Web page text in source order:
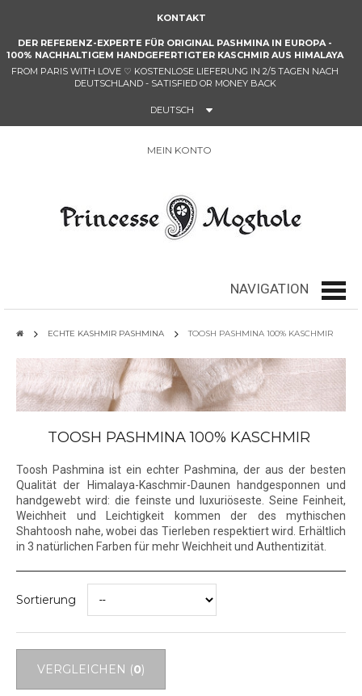
KONTAKT
DER REFERENZ-EXPERTE FÜR ORIGINAL PASHMINA IN EUROPA -
100% NACHHALTIGEM HANDGEFERTIGTER KASCHMIR AUS HIMALAYA
FROM PARIS WITH LOVE ♡ KOSTENLOSE LIEFERUNG IN 2/5 TAGEN NACH
DEUTSCHLAND - SATISFIED OR MONEY BACK
DEUTSCH
MEIN KONTO
NAVIGATION
ECHTE KASHMIR PASHMINA TOOSH PASHMINA 100% KASCHMIR
TOOSH PASHMINA 100% KASCHMIR
Toosh Pashmina ist ein echter Pashmina, der aus der besten
Qualität der Himalaya-Kaschmir-Daunen handgesponnen und
handgewebt wird: die feinste und luxuriöseste. Seine Feinheit,
Weichheit und Leichtigkeit kommen der des mythischen
Shahtoosh nahe, wobei das Tierleben respektiert wird. Erhältlich
in 3 natürlichen Farben für mehr Weichheit und Authentizität.
Sortierung
VERGLEICHEN (0)